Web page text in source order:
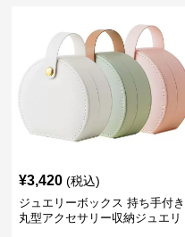
¥3,420 (税込)
ジュエリーボックス 持ち手付き
丸型アクセサリー収納ジュエリ